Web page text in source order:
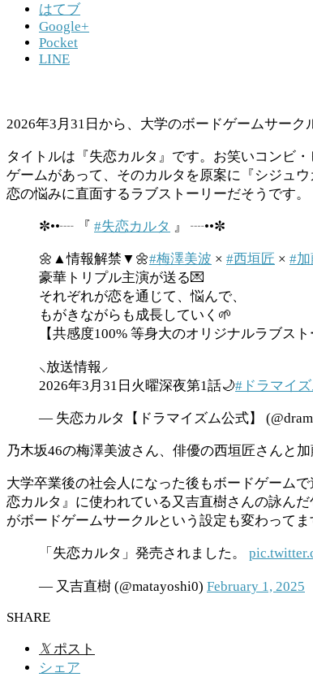
はてブ
Google+
Pocket
LINE
2026年3月31日から、大学のボードゲームサーク
タイトルは『失恋カルタ』です。お笑いコンビ
ゲームがあって、そのカルタを原案に『シジュ
恋の悩みに直面するラブストーリーだそうです。
✼••┈ 『 #失恋カルタ 』 ┈••✼
🌼▲情報解禁▼🌼#梅澤美波 × #西垣匠 × #
豪華トリプル主演が送る💌
それぞれが恋を通じて、悩んで、
もがきながらも成長していく🌱
【共感度100% 等身大のオリジナルラブスト
⸜放送情報⸝
2026年3月31日火曜深夜第1話🌙#ドラマイ
— 失恋カルタ【ドラマイズム公式】
乃木坂46の梅澤美波さん、俳優の西垣匠さんと
大学卒業後の社会人になった後もボードゲーム
恋カルタ』に使われている又吉直樹さんの詠ん
がボードゲームサークルという設定も変わって
「失恋カルタ」発売されました。
— 又吉直樹 (@matayoshi0) February 1, 2025
SHARE
𝕏 ポスト
シェア